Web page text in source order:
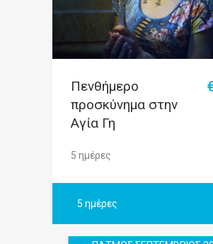
Πενθήμερο
προσκύνημα στην
Αγία Γη
5 ημέρες
5 ημέρες